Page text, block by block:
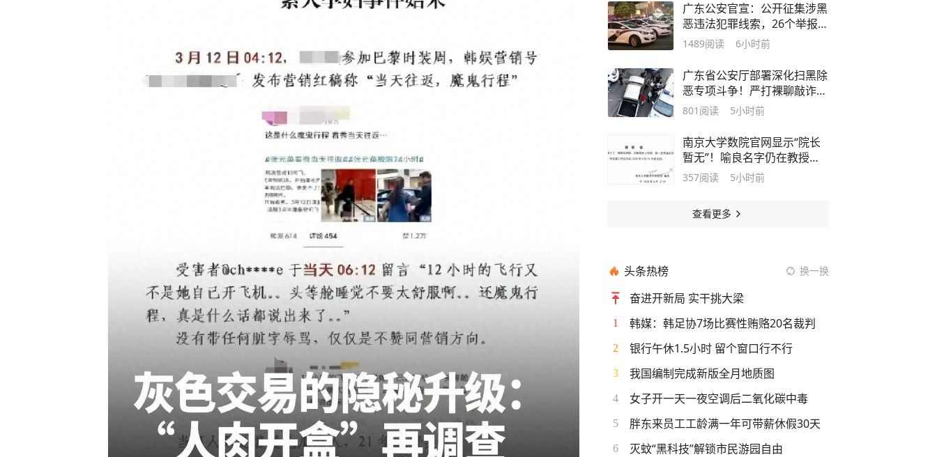
广东公安官宣：公开征集涉黑
恶违法犯罪线索，26个举报电
话公布
1489阅读 6小时前
广东省公安厅部署深化扫黑除
恶专项斗争！严打裸聊敲诈等
犯罪
801 阅读 5小时前
南京大学数院官网显示“院长
暂无”！喻良名字仍在教授名
单中
357阅读 5小时前
查看更多
头条热榜 换一换
奋进开新局 实干挑大梁
1 韩媒：韩足协7场比赛性贿赂20名裁判
2 银行午休1.5小时 留个窗口行不行
3 我国编制完成新版全月地质图
4 女子开一天一夜空调后二氧化碳中毒
5 胖东来员工工龄满一年可带薪休假30天
6 灭蚊“黑科技”解锁市民游园自由